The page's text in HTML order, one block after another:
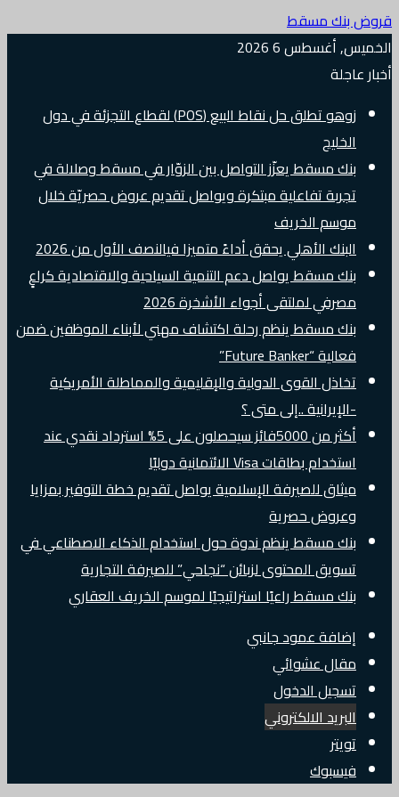
قروض بنك مسقط
الخميس, أغسطس 6 2026
أخبار عاجلة
زوهو تطلق حل نقاط البيع (POS) لقطاع التجزئة في دول
الخليج
بنك مسقط يعزّز التواصل بين الزوّار في مسقط وصلالة في
تجربة تفاعلية مبتكرة ويواصل تقديم عروض حصريّة خلال
موسم الخريف
البنك الأهلي يحقق أداءً متميزا فيالنصف الأول من 2026
بنك مسقط يواصل دعم التنمية السياحية والاقتصادية كراعٍ
مصرفي لملتقى أجواء الأشخرة 2026
بنك مسقط ينظم رحلة اكتشاف مهني لأبناء الموظفين ضمن
فعالية “Future Banker”
تخاذل القوى الدولية والإقليمية والمماطلة الأمريكية
-الإيرانية ..إلى متى ؟
أكثر من 5000فائز سيحصلون على 5% استرداد نقدي عند
استخدام بطاقات Visa الائتمانية دوليًا
ميثاق للصيرفة الإسلامية يواصل تقديم خطة التوفير بمزايا
وعروض حصرية
بنك مسقط ينظم ندوة حول استخدام الذكاء الاصطناعي في
تسويق المحتوى لزبائن “نجاحي” للصيرفة التجارية
بنك مسقط راعيًا استراتيجيًا لموسم الخريف العقاري
إضافة عمود جانبي
مقال عشوائي
تسجيل الدخول
البريد الالكتروني
تويتر
فيسبوك